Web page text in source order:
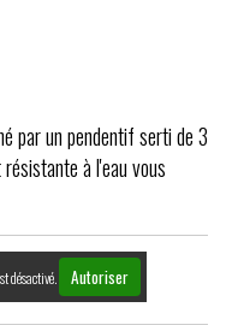
par un pendentif serti de 3
à l'eau vous
désactivé. Autoriser